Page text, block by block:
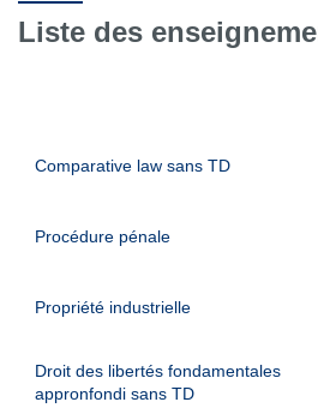
Liste des
Comparative law sans TD
Procédure pénale
Propriété industrielle
Droit des libertés fondamentales
appronfondi sans TD